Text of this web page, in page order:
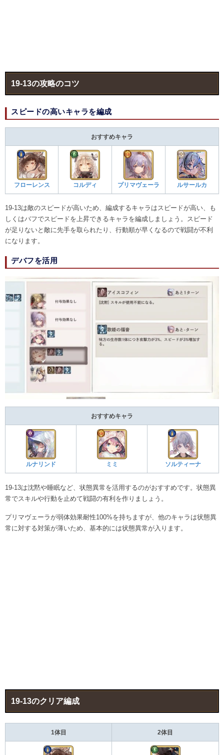
19-13の攻略のコツ
スピードの高いキャラを編成
おすすめキャラ
フローレンス コルディ プリマヴェーラ ルサールカ
19-13は敵のスピードが高いため、編成するキャラはスピードが高い、も
しくはバフでスピードを上昇できるキャラを編成しましょう。スピード
が足りないと敵に先手を取られたり、行動順が早くなるので戦闘が不利
になります。
デバフを活用
おすすめキャラ
ルナリンド ミミ ソルティーナ
19-13は沈黙や睡眠など、状態異常を活用するのがおすすめです。状態異
常でスキルや行動を止めて戦闘の有利を作りましょう。
プリマヴェーラが弱体効果耐性100%を持ちますが、他のキャラは状態異
常に対する対策が薄いため、基本的には状態異常が入ります。
19-13のクリア編成
1体目 2体目